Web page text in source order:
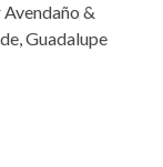
&
Guadalupe